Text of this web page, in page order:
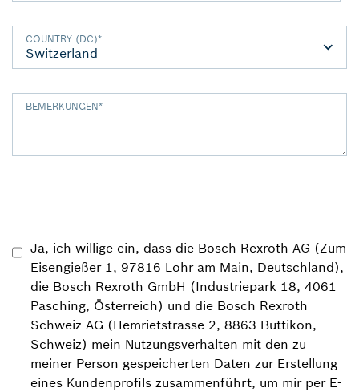
COUNTRY (DC)*
BEMERKUNGEN*
Ja, ich willige ein, dass die Bosch Rexroth AG (Zum
Eisengießer 1, 97816 Lohr am Main, Deutschland),
die Bosch Rexroth GmbH (Industriepark 18, 4061
Pasching, Österreich) und die Bosch Rexroth
Schweiz AG (Hemrietstrasse 2, 8863 Buttikon,
Schweiz) mein Nutzungsverhalten mit den zu
meiner Person gespeicherten Daten zur Erstellung
eines Kundenprofils zusammenführt, um mir per E-